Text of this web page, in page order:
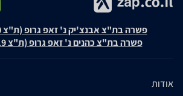
פשרה בת"צ אבנצ'יק נ' זאפ גרופ (ת"צ 23008-08-20)
פשרה בת"צ כהנים נ' זאפ גרופ (ת"צ 60371-12-19)
אודות